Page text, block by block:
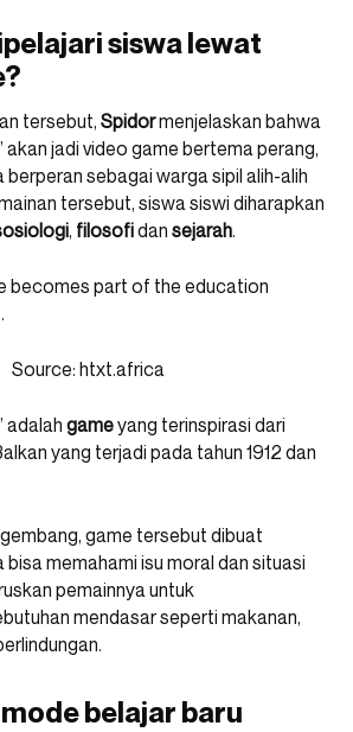
siswa lewat
tersebut, Spidormenjelaskan bahwa
akan jadi video game bertema perang,
berperan sebagai warga sipil alih-alih
tersebut, siswa siswi diharapkan
, filosofidan sejarah.
Source: htxt.africa
adalahgameyang terinspirasi dari
yang terjadi pada tahun 1912 dan
game tersebut dibuat
memahami isu moral dan situasi
pemainnya untuk
mendasar seperti makanan,
belajar baru